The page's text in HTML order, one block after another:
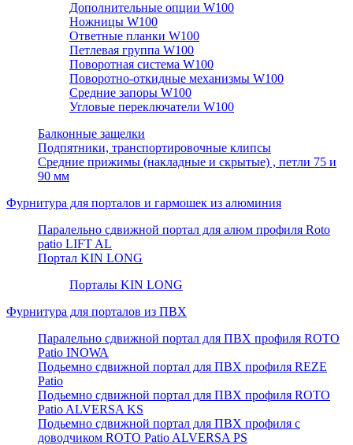
Дополнительные опции W100
Ножницы W100
Ответные планки W100
Петлевая группа W100
Поворотная система W100
Поворотно-откидные механизмы W100
Средние запоры W100
Угловые переключатели W100
Балконные защелки
Подпятники, транспортировочные клипсы
Средние прижимы (накладные и скрытые) , петли 75 и
90 мм
Фурнитура для порталов и гармошек из алюминия
Паралельно сдвижной портал для алюм профиля Roto
patio LIFT AL
Портал KIN LONG
Порталы KIN LONG
Фурнитура для порталов из ПВХ
Паралельно сдвижной портал для ПВХ профиля ROTO
Patio INOWA
Подьемно сдвижной портал для ПВХ профиля REZE
Patio
Подьемно сдвижной портал для ПВХ профиля ROTO
Patio ALVERSA KS
Подьемно сдвижной портал для ПВХ профиля с
доводчиком ROTO Patio ALVERSA PS